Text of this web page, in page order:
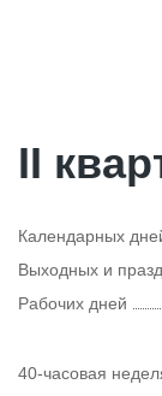
II
Календарных
Выходных и
Рабочих дней
40-часовая